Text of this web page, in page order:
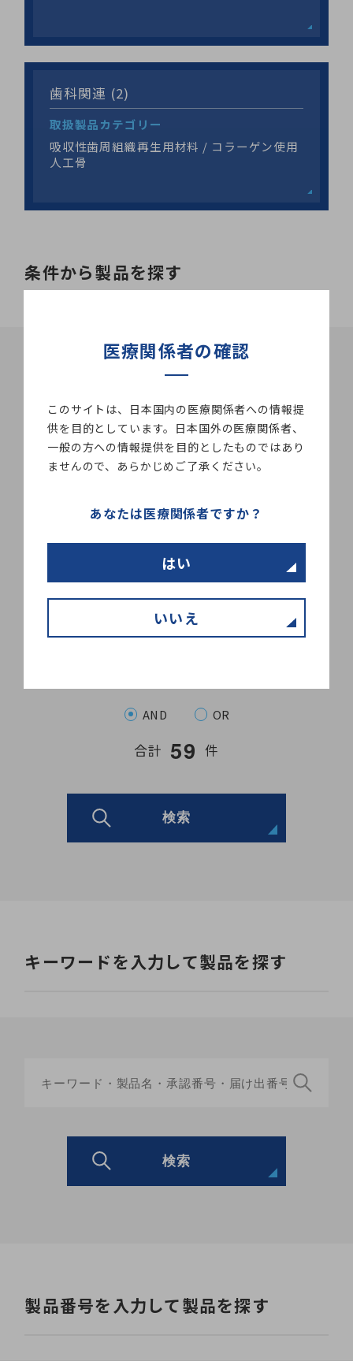
歯科関連 (2)
取扱製品カテゴリー
吸収性歯周組織再生用材料 / コラーゲン使用
人工骨
条件から製品を探す
機能
医療機器クラス分類
一般的名称
AND OR
合計 59 件
検索
キーワードを入力して製品を探す
検索
製品番号を入力して製品を探す
医療関係者の確認
このサイトは、日本国内の医療関係者への情報提
供を目的としています。日本国外の医療関係者、
一般の方への情報提供を目的としたものではあり
ませんので、あらかじめご了承ください。
あなたは医療関係者ですか？
はい
いいえ